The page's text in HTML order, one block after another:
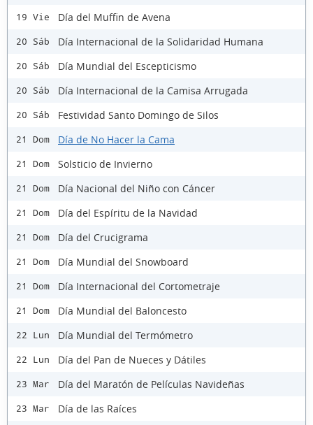
19 Vie Día del Muffin de Avena
20 Sáb Día Internacional de la Solidaridad Humana
20 Sáb Día Mundial del Escepticismo
20 Sáb Día Internacional de la Camisa Arrugada
20 Sáb Festividad Santo Domingo de Silos
21 Dom Día de No Hacer la Cama
21 Dom Solsticio de Invierno
21 Dom Día Nacional del Niño con Cáncer
21 Dom Día del Espíritu de la Navidad
21 Dom Día del Crucigrama
21 Dom Día Mundial del Snowboard
21 Dom Día Internacional del Cortometraje
21 Dom Día Mundial del Baloncesto
22 Lun Día Mundial del Termómetro
22 Lun Día del Pan de Nueces y Dátiles
23 Mar Día del Maratón de Películas Navideñas
23 Mar Día de las Raíces